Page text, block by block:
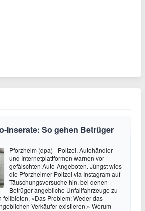
Inserate: So gehen Betrüger
Pforzheim (dpa) - Polizei, Autohändler
und Internetplattformen warnen vor
gefälschten Auto-Angeboten. Jüngst wies
die Pforzheimer Polizei via Instagram auf
Täuschungsversuche hin, bei denen
Betrüger angebliche Unfallfahrzeuge zu
«Das Problem: Weder das
Verkäufer existieren.» Worum